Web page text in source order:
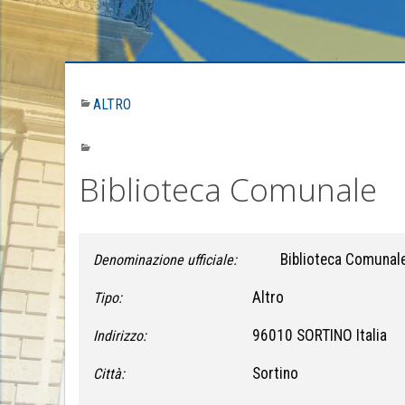
ALTRO
Biblioteca Comunale
Denominazione ufficiale: Biblioteca
Tipo: Altro
Indirizzo: 96010 SORTINO Italia
Città: Sortino